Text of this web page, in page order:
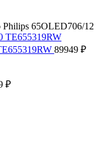
Philips 65OLED706/12
89949 ₽
₽